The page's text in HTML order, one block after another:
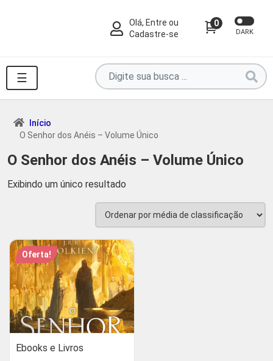
Olá, Entre ou
Cadastre-se
0
DARK
☰
Pesquise
por
produtos
...
Início
O Senhor dos Anéis – Volume Único
O Senhor dos Anéis – Volume Único
Exibindo um único resultado
Oferta!
Ebooks e Livros